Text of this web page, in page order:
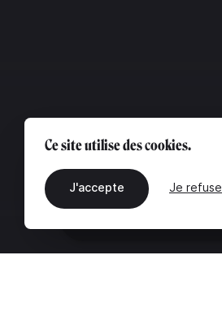
Ce site utilise des cookies.
J'accepte Je refuse